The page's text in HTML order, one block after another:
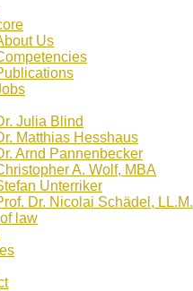
Us
Julia Blind
Matthias Hesshaus
Arnd Pannenbecker
A. Wolf, MBA
Unterriker
Dr. Nicolai Schädel, LL.M.
law